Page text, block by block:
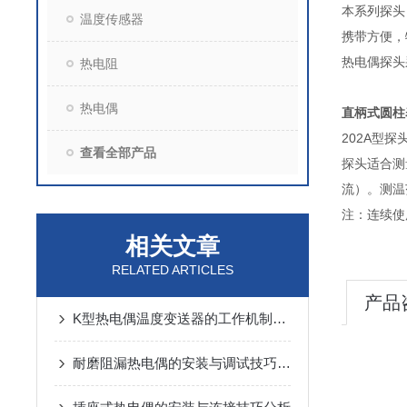
温度传感器
热电阻
热电偶
查看全部产品
相关文章
RELATED ARTICLES
K型热电偶温度变送器的工作机制与性能特点
耐磨阻漏热电偶的安装与调试技巧说明
本系列探头
携带方便
热电偶探
直柄式圆
202A型探
探头适合
流）。测
注：连续
产品